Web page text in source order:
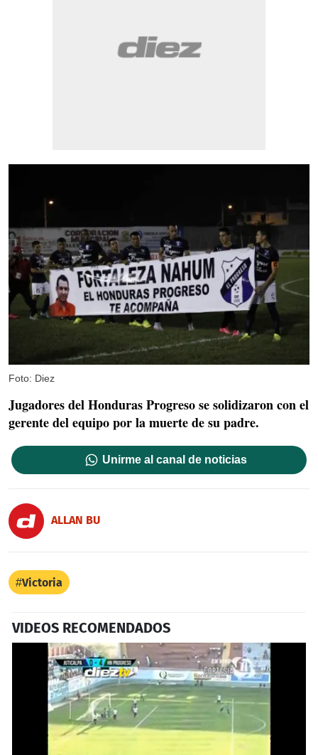
Foto: Diez
Jugadores del Honduras Progreso se solidizaron con el
gerente del equipo por la muerte de su padre.
Unirme al canal de noticias
ALLAN BU
Victoria
VIDEOS RECOMENDADOS